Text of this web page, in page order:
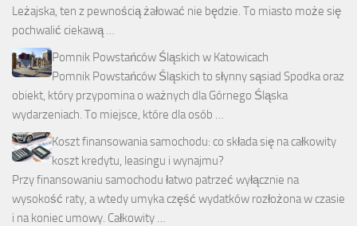
Leżajska, ten z pewnością żałować nie będzie. To miasto może się
pochwalić ciekawą …
Pomnik Powstańców Śląskich w Katowicach
Pomnik Powstańców Śląskich to słynny sąsiad Spodka oraz
obiekt, który przypomina o ważnych dla Górnego Śląska
wydarzeniach. To miejsce, które dla osób …
Koszt finansowania samochodu: co składa się na całkowity
koszt kredytu, leasingu i wynajmu?
Przy finansowaniu samochodu łatwo patrzeć wyłącznie na
wysokość raty, a wtedy umyka część wydatków rozłożona w czasie
i na koniec umowy. Całkowity …